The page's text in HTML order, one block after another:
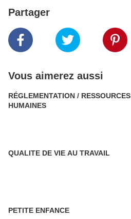
Partager
Vous aimerez aussi
RÉGLEMENTATION / RESSOURCES
HUMAINES
QUALITE DE VIE AU TRAVAIL
PETITE ENFANCE